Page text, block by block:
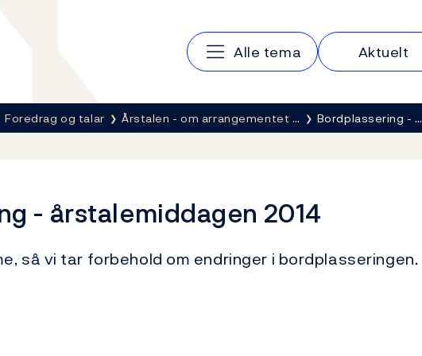
Hovedmeny
Alle tema Aktuelt
Foredrag og talar Årstalen - om arrangementet … Bordplassering - …
- årstalemiddagen 2014
så vi tar forbehold om endringer i bordplasseringen.